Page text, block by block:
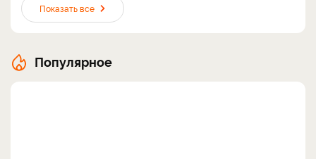
Показать все
Популярное